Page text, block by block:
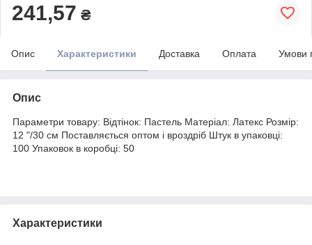
241,57 ₴
Опис Характеристики Доставка Оплата Умови
Опис
Параметри товару: Відтінок: Пастель Матеріал: Латекс Розмір:
12 "/30 см Поставляється оптом і вроздріб Штук в упаковці:
100 Упаковок в коробці: 50
Характеристики